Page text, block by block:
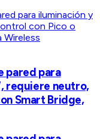
pared para
requiere neutro,
Smart Bridge,